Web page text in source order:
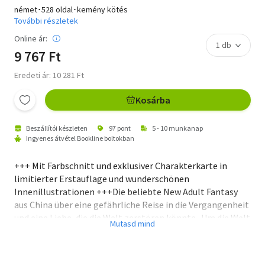
német･528 oldal･kemény kötés
További részletek
Online ár:
9 767 Ft
Eredeti ár: 10 281 Ft
Kosárba
Beszállítói készleten 97 pont
5 - 10 munkanap
Ingyenes átvétel Bookline boltokban
+++ Mit Farbschnitt und exklusiver Charakterkarte in
limitierter Erstauflage und wunderschönen
Innenillustrationen +++Die beliebte New Adult Fantasy
aus China über eine gefährliche Reise in die Vergangenheit
und eine Liebe, die die Welt zerstören könnte...Um die Welt